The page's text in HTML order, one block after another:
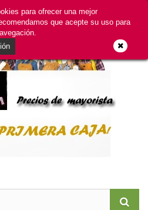
para ofrecer una mejor
que acepte su uso para
Contacte con nosotros
Iniciar sesión